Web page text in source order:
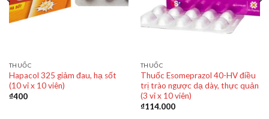
THUỐC
Hapacol 325 giảm đau, hạ sốt
(10 vỉ x 10 viên)
₫400
THUỐC
Thuốc Esomeprazol 40-HV điều
trị trào ngược dạ dày, thực quản
(3 vỉ x 10 viên)
₫114.000